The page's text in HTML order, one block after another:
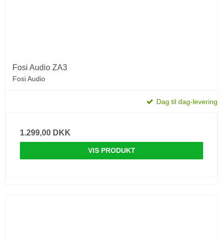
Fosi Audio ZA3
Fosi Audio
Dag til dag-levering
1.299,00 DKK
VIS PRODUKT